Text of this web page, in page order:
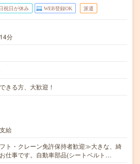
祝日が休み WEB登録OK 派遣
分
きる方、大歓迎！
給
ト・クレーン免許保持者歓迎≫大きな、綺
仕事です。自動車部品(シートベルト…